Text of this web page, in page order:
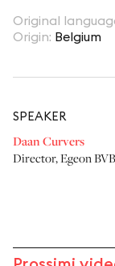
Original
Origin: Belgium
SPEAKER
Daan Curvers
Director,Egeon